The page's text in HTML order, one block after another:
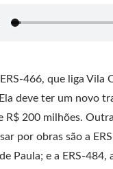
466, que liga Vila
deve ter um novo
R$ 200 milhões.
por obras são a
Paula; e a ERS-484,